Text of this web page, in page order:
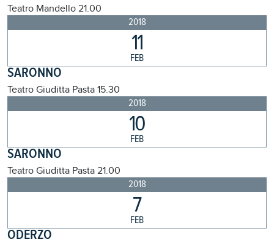
Teatro Mandello 21.00
2018
11
FEB
SARONNO
Teatro Giuditta Pasta 15.30
2018
10
FEB
SARONNO
Teatro Giuditta Pasta 21.00
2018
7
FEB
ODERZO